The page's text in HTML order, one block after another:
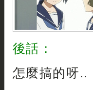
後話：
怎麼搞的呀..